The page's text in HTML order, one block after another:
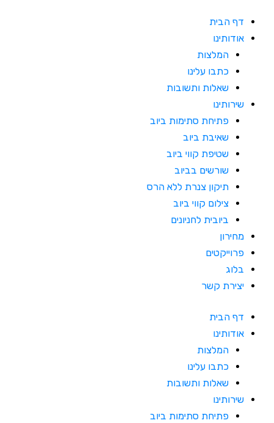
דף הבית
אודותינו
המלצות
כתבו עלינו
שאלות ותשובות
שירותינו
פתיחת סתימות ביוב
שאיבת ביוב
שטיפת קווי ביוב
שורשים בביוב
תיקון צנרת ללא הרס
צילום קווי ביוב
ביובית לחניונים
מחירון
פרוייקטים
בלוג
יצירת קשר
דף הבית
אודותינו
המלצות
כתבו עלינו
שאלות ותשובות
שירותינו
פתיחת סתימות ביוב